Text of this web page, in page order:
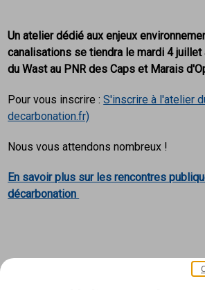
Un atelier dédié aux enjeux
canalisations se tiendra le mardi 4 juillet
du Wast au PNR des Caps et Marais
Pour vous inscrire :S'inscrire à l'atelier
decarbonation.fr)
Nous vous attendons nombreux !
En savoir plus sur les rencontres
décarbonation